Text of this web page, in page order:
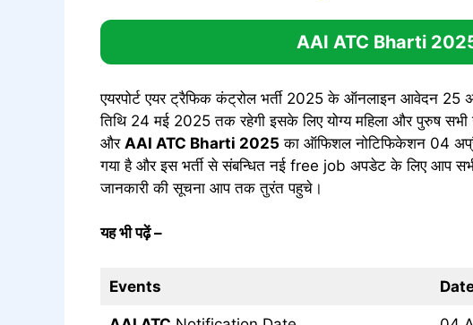
AAI ATC Bharti
एयरपोर्ट एयर ट्रैफिक कंट्रोल भर्ती 2025 के ऑनलाइन आवेदन
तिथि 24 मई 2025 तक रहेगी इसके लिए योग्य महिला और पुरुष
और AAI ATC Bharti 2025 का ऑफिशल नोटिफिकेशन 04
गया है और इस भर्ती से संबन्धित नई free job अपडेट के लिए आप
जानकारी की सूचना आप तक तुरंत पहुचे।
यह भी पढ़ें–
Events